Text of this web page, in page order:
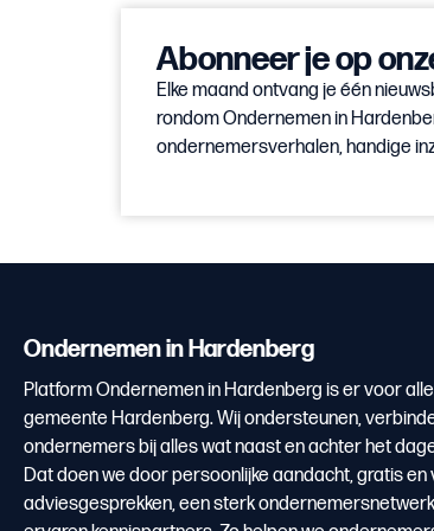
Abonneer je op
Elke maand ontvang je één
rondom Ondernemen in
ondernemersverhalen, handige
Ondernemen in Hardenberg
Platform Ondernemen in Hardenberg is er voor
gemeente Hardenberg. Wij ondersteunen,
ondernemers bij alles wat naast en achter het
Dat doen we door persoonlijke aandacht, gratis en
adviesgesprekken, een sterk